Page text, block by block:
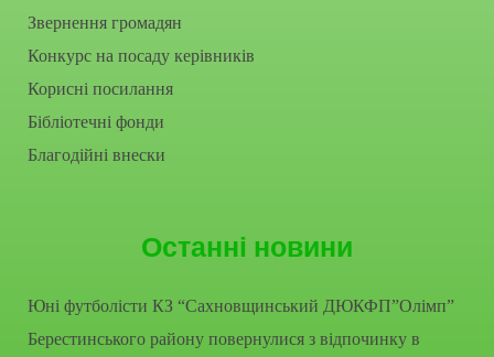
Звернення громадян
Конкурс на посаду керівників
Корисні посилання
Бібліотечні фонди
Благодійні внески
Останні новини
Юні футболісти КЗ “Сахновщинський ДЮКФП”Олімп”
Берестинського району повернулися з відпочинку в